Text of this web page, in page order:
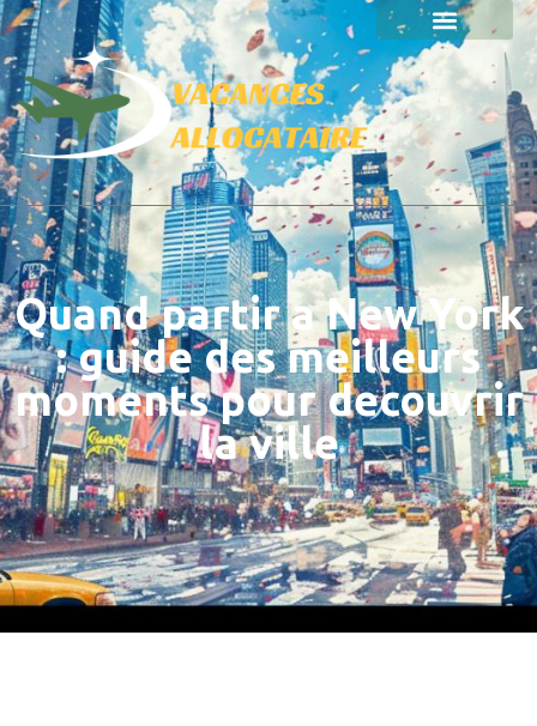
Quand partir a New York
: guide des meilleurs
moments pour decouvrir
la ville